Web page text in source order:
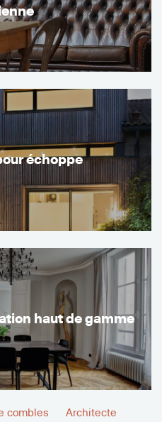
échoppe
haut de gamme
combles
Architecte